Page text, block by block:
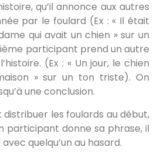
qu’il annonce aux autres
par le foulard (Ex : « Il était
qui avait un chien » sur un
participant prend un autre
(Ex : « Un jour, le chien
» sur un ton triste). On
une conclusion.
les foulards au début,
participant donne sa phrase, il
quelqu’un au hasard.